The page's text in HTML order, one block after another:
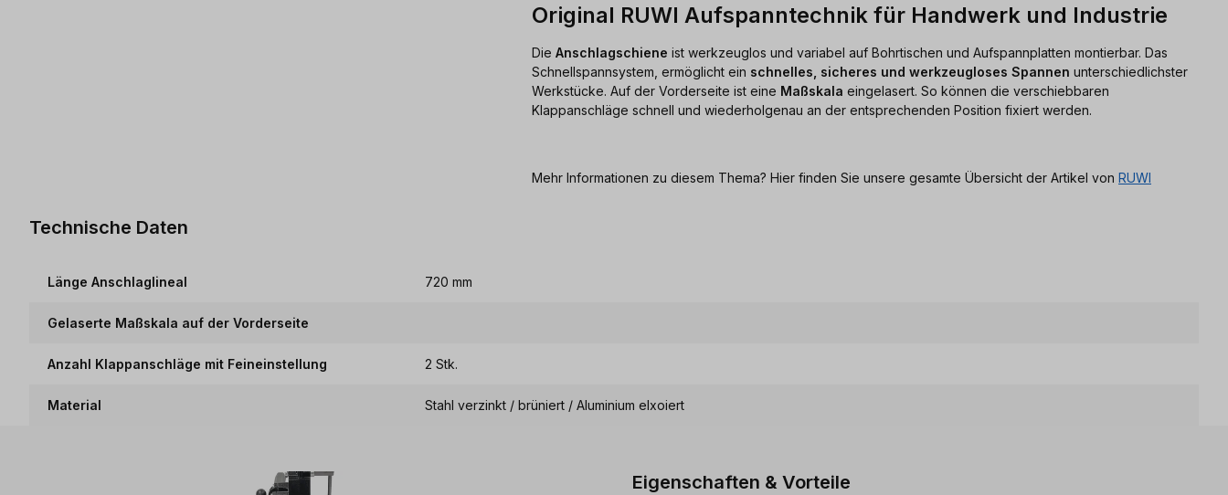
Original RUWI Aufspanntechnik für Handwerk und Industrie
Die Anschlagschiene ist werkzeuglos und variabel auf Bohrtischen und Aufspannplatten montierbar. Das
Schnellspannsystem, ermöglicht ein schnelles, sicheres und werkzeugloses Spannen unterschiedlichster
Werkstücke. Auf der Vorderseite ist eine Maßskala eingelasert. So können die verschiebbaren
Klappanschläge schnell und wiederholgenau an der entsprechenden Position fixiert werden.
Mehr Informationen zu diesem Thema? Hier finden Sie unsere gesamte Übersicht der Artikel von RUWI
Technische Daten
Länge Anschlaglineal 720 mm
Gelaserte Maßskala auf der Vorderseite
Anzahl Klappanschläge mit Feineinstellung 2 Stk.
Material Stahl verzinkt / brüniert / Aluminium elxoiert
Eigenschaften & Vorteile